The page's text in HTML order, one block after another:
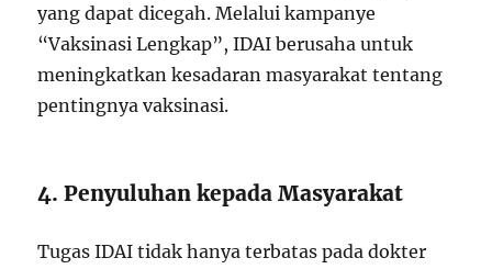
yang dapat dicegah. Melalui kampanye
“Vaksinasi Lengkap”, IDAI berusaha untuk
meningkatkan kesadaran masyarakat tentang
pentingnya vaksinasi.
4. Penyuluhan kepada Masyarakat
Tugas IDAI tidak hanya terbatas pada dokter